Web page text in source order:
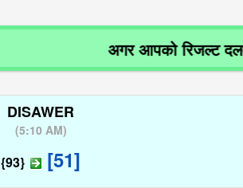
अगर आपको रिजल्ट
DISAWER
(5:10 AM)
{93} [51]